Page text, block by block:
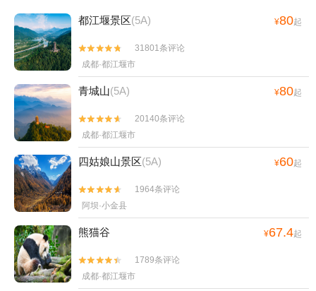
都江堰景区(5A) ¥80起


31801条评论
成都·都江堰市
青城山(5A) ¥80起


20140条评论
成都·都江堰市
四姑娘山景区(5A) ¥60起


1964条评论
阿坝·小金县
熊猫谷 ¥67.4起


1789条评论
成都·都江堰市